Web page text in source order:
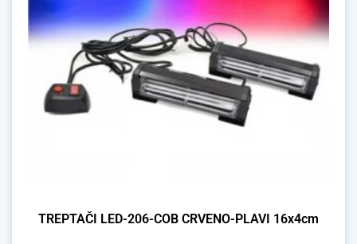
TREPTAČI LED-206-COB CRVENO-PLAVI 16x4cm